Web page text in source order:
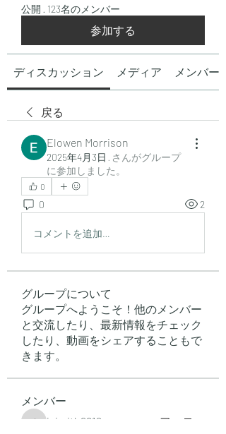
公開 · 123名のメンバー
参加する
ディスカッション メディア メンバー
戻る
Elowen Morrison
2025年4月3日 · さんがグループ
に参加しました。
0
0 2
コメントを追加…
グループについて
グループへようこそ！他のメンバー
と交流したり、最新情報をチェック
したり、動画をシェアすることもで
きます。
メンバー
jsimith6912 フォロー